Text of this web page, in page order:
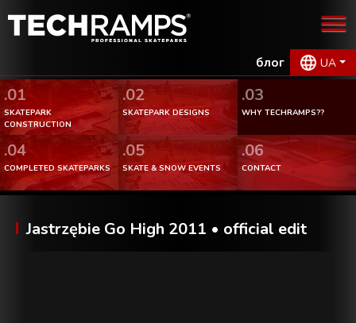
блог UA
.01
SKATEPARK
CONSTRUCTION
.02
SKATEPARK DESIGNS
.03
WHY TECHRAMPS??
.04
COMPLETED SKATEPARKS
.05
SKATE & SNOW EVENTS
.06
CONTACT
Jastrzębie Go High 2011 • official edit